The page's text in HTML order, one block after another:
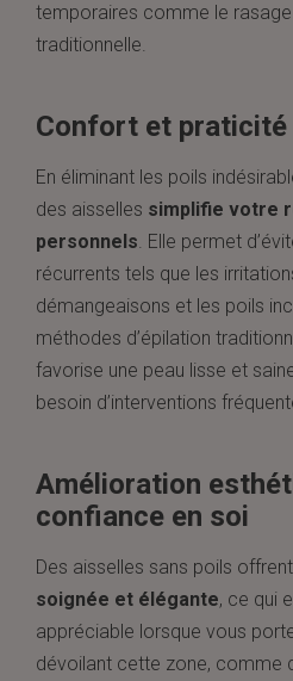
temporaires comme le rasage
traditionnelle.
Confort et praticité
En éliminant les poils
des aisselles simplifie votre
personnels. Elle permet
récurrents tels que les
démangeaisons et les poils
méthodes d’épilation
favorise une peau lisse et
besoin d’interventions
Amélioration
confiance en soi
Des aisselles sans poils
soignée et élégante, ce qui
appréciable lorsque vous
dévoilant cette zone, comme